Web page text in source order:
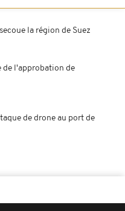
la région de Suez
de l'approbation de
de drone au port de